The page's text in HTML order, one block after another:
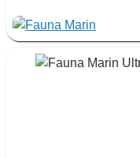
Bildergalerie